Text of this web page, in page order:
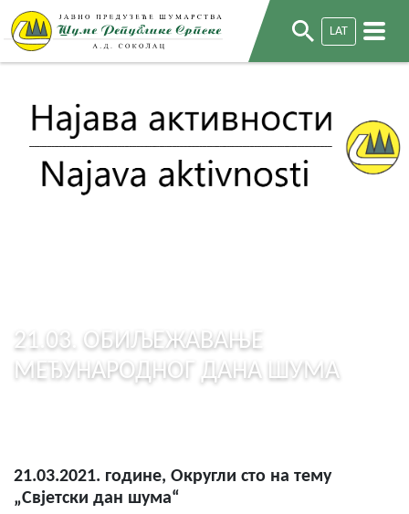
LAT
21.03. ОБИЉЕЖАВАЊЕ
МЕЂУНАРОДНОГ ДАНА ШУМА
21.03.2021. године, Округли сто на тему
„Свјетски дан шума“